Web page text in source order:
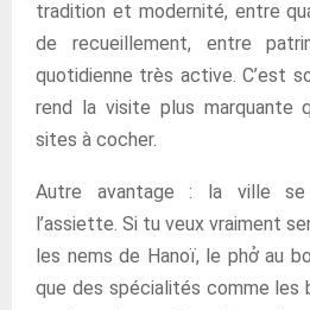
tradition et modernité, entre
de recueillement, entre
quotidienne très active. C’est
rend la visite plus marquante
sites à cocher.
Autre avantage : la ville se
l’assiette. Si tu veux vraiment
les nems de Hanoï, le phở au
que des spécialités comme